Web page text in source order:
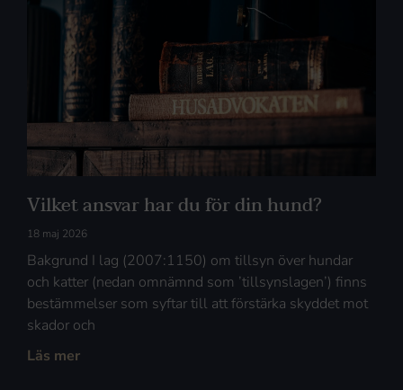
Vilket ansvar har du för din hund?
18 maj 2026
Bakgrund I lag (2007:1150) om tillsyn över hundar
och katter (nedan omnämnd som ’tillsynslagen’) finns
bestämmelser som syftar till att förstärka skyddet mot
skador och
Läs mer